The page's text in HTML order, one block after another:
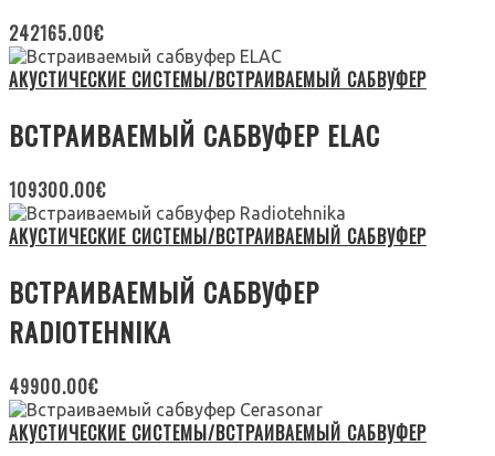
242165.00€
АКУСТИЧЕСКИЕ СИСТЕМЫ/ВСТРАИВАЕМЫЙ САБВУФЕР
ВСТРАИВАЕМЫЙ САБВУФЕР ELAC
109300.00€
АКУСТИЧЕСКИЕ СИСТЕМЫ/ВСТРАИВАЕМЫЙ САБВУФЕР
ВСТРАИВАЕМЫЙ САБВУФЕР
RADIOTEHNIKA
49900.00€
АКУСТИЧЕСКИЕ СИСТЕМЫ/ВСТРАИВАЕМЫЙ САБВУФЕР